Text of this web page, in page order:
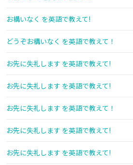
お構いなく を英語で教えて!
どうぞお構いなく を英語で教えて！
お先に失礼します を英語で教えて!
お先に失礼します を英語で教えて!
お先に失礼します を英語で教えて！
お先に失礼します を英語で教えて!
お先に失礼します を英語で教えて!